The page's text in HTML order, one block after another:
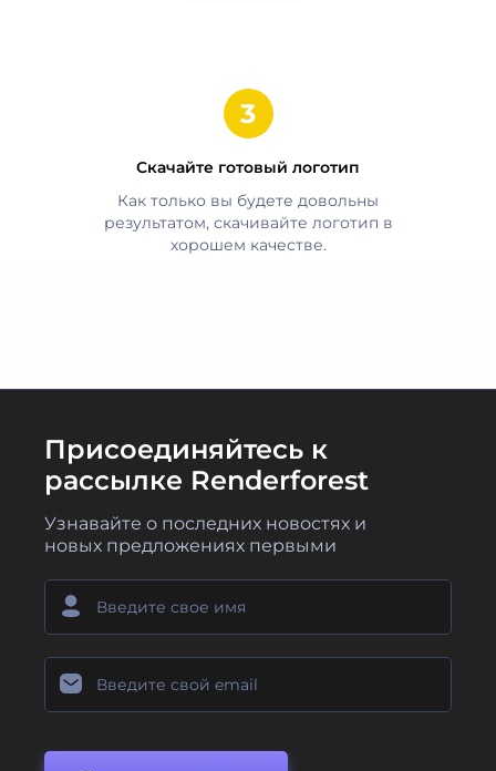
Скачайте готовый логотип
Как только вы будете довольны
результатом, скачивайте логотип в
хорошем качестве.
Присоединяйтесь к
рассылке Renderforest
Узнавайте о последних новостях и
новых предложениях первыми